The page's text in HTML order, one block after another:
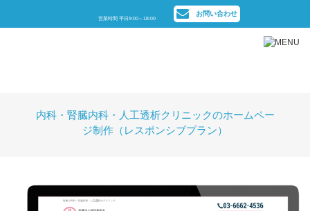
営業時間 平日9:00～18:00
お問い合わせ
内科・腎臓内科・人工透析クリニックのホームペー
ジ制作（レスポンシブプラン）